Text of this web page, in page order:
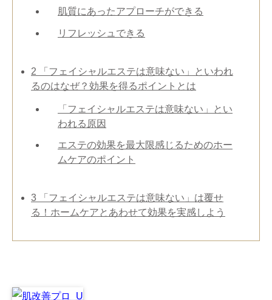
肌質にあったアプローチができる
リフレッシュできる
2 「フェイシャルエステは意味ない」といわれ
るのはなぜ？効果を得るポイントとは
「フェイシャルエステは意味ない」とい
われる原因
エステの効果を最大限感じるためのホー
ムケアのポイント
3 「フェイシャルエステは意味ない」は覆せ
る！ホームケアとあわせて効果を実感しよう